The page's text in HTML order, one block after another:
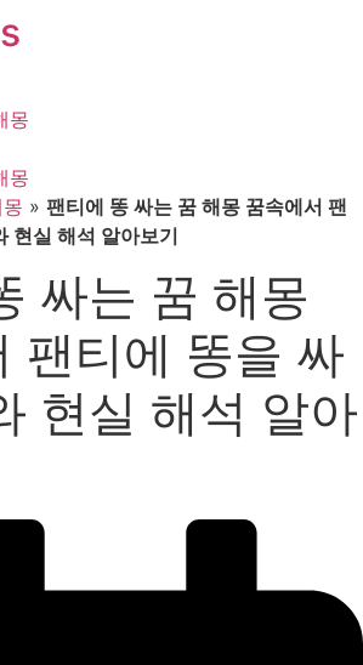
몽
몽
» 팬티에 똥 싸는 꿈 해몽 꿈속에서 팬
현실 해석 알아보기
싸는 꿈 해몽
팬티에 똥을 싸
현실 해석 알아